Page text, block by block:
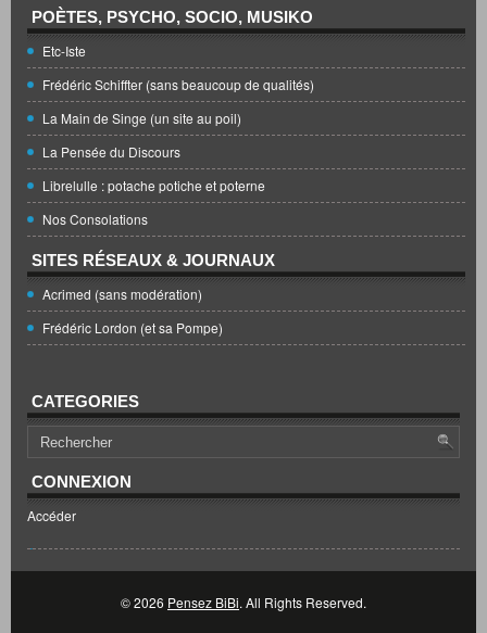
POÈTES, PSYCHO, SOCIO, MUSIKO
Etc-Iste
Frédéric Schiffter (sans beaucoup de qualités)
La Main de Singe (un site au poil)
La Pensée du Discours
Librelulle : potache potiche et poterne
Nos Consolations
SITES RÉSEAUX & JOURNAUX
Acrimed (sans modération)
Frédéric Lordon (et sa Pompe)
CATEGORIES
CONNEXION
Accéder
© 2026 Pensez BiBi. All Rights Reserved.